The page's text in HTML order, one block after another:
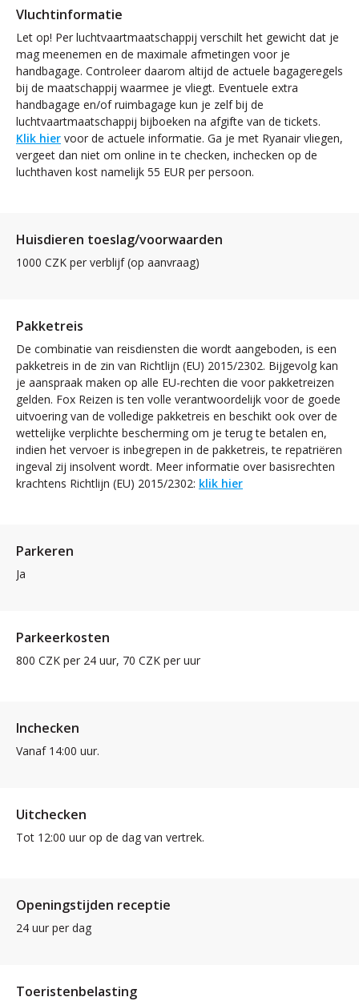
Vluchtinformatie
Let op! Per luchtvaartmaatschappij verschilt het gewicht dat je
mag meenemen en de maximale afmetingen voor je
handbagage. Controleer daarom altijd de actuele bagageregels
bij de maatschappij waarmee je vliegt. Eventuele extra
handbagage en/of ruimbagage kun je zelf bij de
luchtvaartmaatschappij bijboeken na afgifte van de tickets.
Klik hier voor de actuele informatie. Ga je met Ryanair vliegen,
vergeet dan niet om online in te checken, inchecken op de
luchthaven kost namelijk 55 EUR per persoon.
Huisdieren toeslag/voorwaarden
1000 CZK per verblijf (op aanvraag)
Pakketreis
De combinatie van reisdiensten die wordt aangeboden, is een
pakketreis in de zin van Richtlijn (EU) 2015/2302. Bijgevolg kan
je aanspraak maken op alle EU-rechten die voor pakketreizen
gelden. Fox Reizen is ten volle verantwoordelijk voor de goede
uitvoering van de volledige pakketreis en beschikt ook over de
wettelijke verplichte bescherming om je terug te betalen en,
indien het vervoer is inbegrepen in de pakketreis, te repatriëren
ingeval zij insolvent wordt. Meer informatie over basisrechten
krachtens Richtlijn (EU) 2015/2302: klik hier
Parkeren
Ja
Parkeerkosten
800 CZK per 24 uur, 70 CZK per uur
Inchecken
Vanaf 14:00 uur.
Uitchecken
Tot 12:00 uur op de dag van vertrek.
Openingstijden receptie
24 uur per dag
Toeristenbelasting